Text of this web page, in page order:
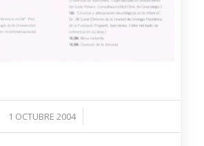
1 OCTUBRE 2004
/